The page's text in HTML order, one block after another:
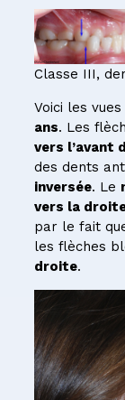
Classe III,
Voici les
ans. Les
vers l’avant
des dents
inversée. Le
vers la
par le fait
les flèches
droite.